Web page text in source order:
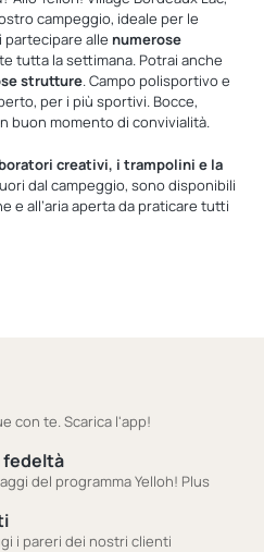
campeggio, ideale per le
partecipare alle numerose
tutta la settimana. Potrai anche
strutture. Campo polisportivo e
per i più sportivi. Bocce,
buon momento di convivialità.
creativi, i trampolini e la
dal campeggio, sono disponibili
e all’aria aperta da praticare tutti
con te. Scarica l'app!
fedeltà
del programma Yelloh! Plus
i pareri dei nostri clienti